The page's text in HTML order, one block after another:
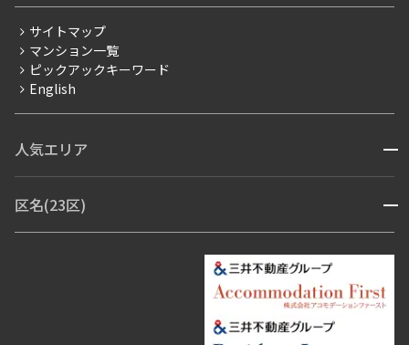
賃料改定
フリーレント
ペット可
ブランドマンション
サイトマップ
マンション一覧
ピックアックキーワード
English
人気エリア 開閉
青山・表参道・原宿
市ヶ谷・神楽坂・飯田橋
三田・芝・浜松町
月島・勝どき・豊洲
本郷・春日・小石川
目白・高田馬場・早稲田
祐天寺・学芸大学・自由が丘
区名(23区) 開閉
江東区 台東区 墨田区
中野区
練馬区 荒川区
足立区